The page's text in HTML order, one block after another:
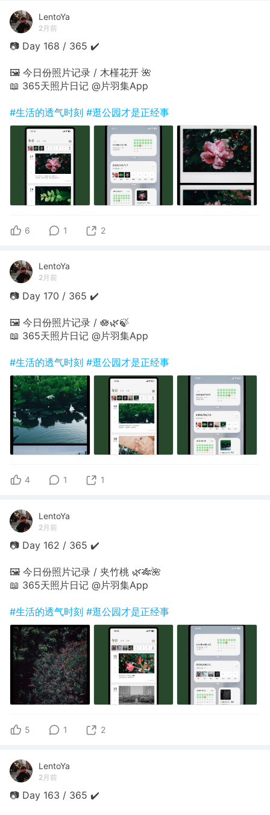
LentoYa
2月前
📷 Day 168 / 365 ✔️
🖼 今日份照片记录 / 木槿花开 🌺
📖 365天照片日记 @片羽集App
#生活的透气时刻 #逛公园才是正经事
6 1 2
LentoYa
2月前
📷 Day 170 / 365 ✔️
🖼 今日份照片记录 / 🪷🌿🍃
📖 365天照片日记 @片羽集App
#生活的透气时刻 #逛公园才是正经事
4 1 1
LentoYa
2月前
📷 Day 162 / 365 ✔️
🖼 今日份照片记录 / 夹竹桃 🌿🎋🌺
📖 365天照片日记 @片羽集App
#生活的透气时刻 #逛公园才是正经事
5 1 2
LentoYa
2月前
📷 Day 163 / 365 ✔️